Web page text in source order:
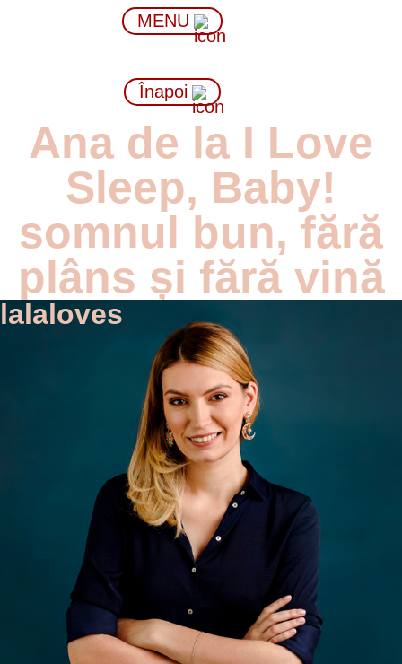
MENU
Înapoi
Ana de la I Love
Sleep, Baby!
somnul bun, fără
plâns și fără vină
lalaloves